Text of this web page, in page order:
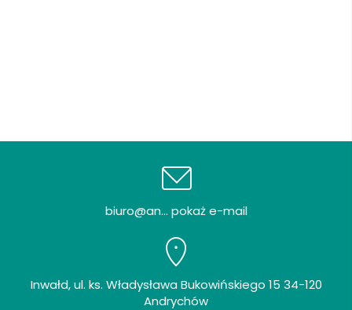
biuro@an... pokaż e-mail
Inwałd, ul. ks. Władysława Bukowińskiego 15 34-120
Andrychów